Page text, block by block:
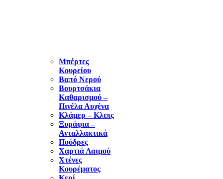
Μπέρτες
Κουρείου
Βαπό Νερού
Βουρτσάκια
Καθαρισμού –
Πινέλα Αυχένα
Κλάμερ – Κλιπς
Ξυράφια –
Ανταλλακτικά
Πούδρες
Χαρτιά Λαιμού
Χτένες
Κουρέματος